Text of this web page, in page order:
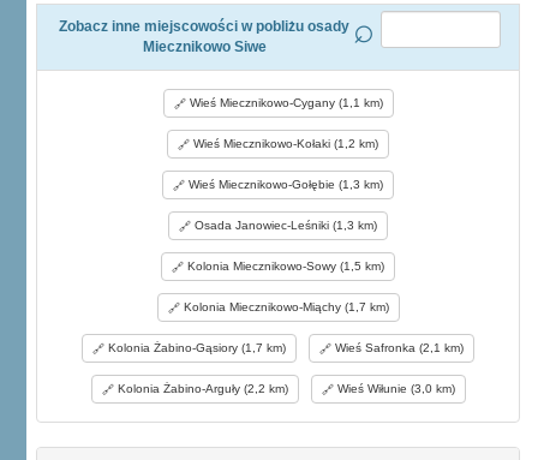
Zobacz inne miejscowości w pobliżu osady
Miecznikowo Siwe
Wieś Miecznikowo-Cygany (1,1 km)
Wieś Miecznikowo-Kołaki (1,2 km)
Wieś Miecznikowo-Gołębie (1,3 km)
Osada Janowiec-Leśniki (1,3 km)
Kolonia Miecznikowo-Sowy (1,5 km)
Kolonia Miecznikowo-Miąchy (1,7 km)
Kolonia Żabino-Gąsiory (1,7 km) Wieś Safronka (2,1 km)
Kolonia Żabino-Arguły (2,2 km) Wieś Wiłunie (3,0 km)